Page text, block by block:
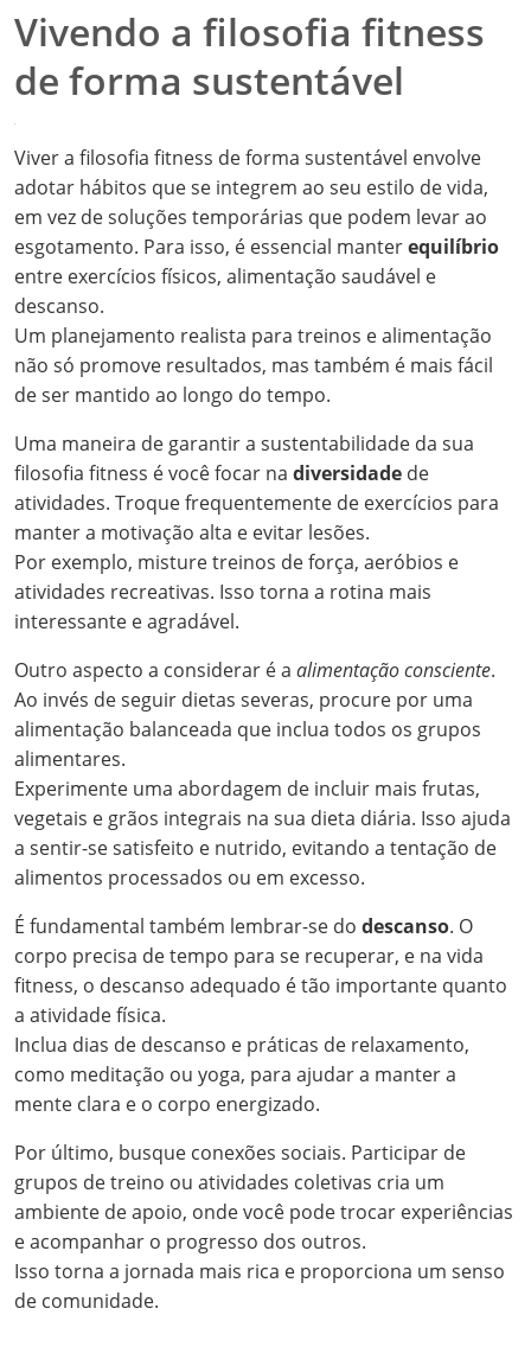
Vivendo a filosofia fitness
de forma sustentável
Viver a filosofia fitness de forma sustentável envolve
adotar hábitos que se integrem ao seu estilo de vida,
em vez de soluções temporárias que podem levar ao
esgotamento. Para isso, é essencial manterequilíbrio
entre exercícios físicos, alimentação saudável e
descanso.
Um planejamento realista para treinos e alimentação
não só promove resultados, mas também é mais fácil
de ser mantido ao longo do tempo.
Uma maneira de garantir a sustentabilidade da sua
filosofia fitness é você focar na diversidade de
atividades. Troque frequentemente de exercícios para
manter a motivação alta e evitar lesões.
Por exemplo, misture treinos de força, aeróbios e
atividades recreativas. Isso torna a rotina mais
interessante e agradável.
Outro aspecto a considerar é a alimentação consciente.
Ao invés de seguir dietas severas, procure por uma
alimentação balanceada que inclua todos os grupos
alimentares.
Experimente uma abordagem de incluir mais frutas,
vegetais e grãos integrais na sua dieta diária. Isso ajuda
a sentir-se satisfeito e nutrido, evitando a tentação de
alimentos processados ou em excesso.
É fundamental também lembrar-se do descanso. O
corpo precisa de tempo para se recuperar, e na vida
fitness, o descanso adequado é tão importante quanto
a atividade física.
Inclua dias de descanso e práticas de relaxamento,
como meditação ou yoga, para ajudar a manter a
mente clara e o corpo energizado.
Por último, busque conexões sociais. Participar de
grupos de treino ou atividades coletivas cria um
ambiente de apoio, onde você pode trocar experiências
e acompanhar o progresso dos outros.
Isso torna a jornada mais rica e proporciona um senso
de comunidade.